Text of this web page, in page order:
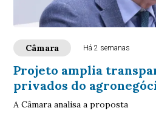
Câmara Há 2 semanas
Projeto amplia
privados do
A Câmara analisa a proposta